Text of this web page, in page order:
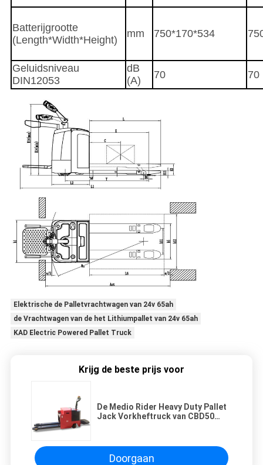
Batterijgrootte
(Length*Width*Height)
mm 750*170*534
Geluidsniveau
DIN12053
dB
(A)
70 70
Elektrische de Palletvrachtwagen van 24v 65ah
de Vrachtwagen van de het Lithiumpallet van 24v 65ah
KAD Electric Powered Pallet Truck
Krijg de beste prijs voor
De Medio Rider Heavy Duty Pallet
Jack Vorkheftruck van CBD50
Doorgaan